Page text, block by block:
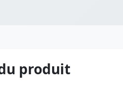
produit